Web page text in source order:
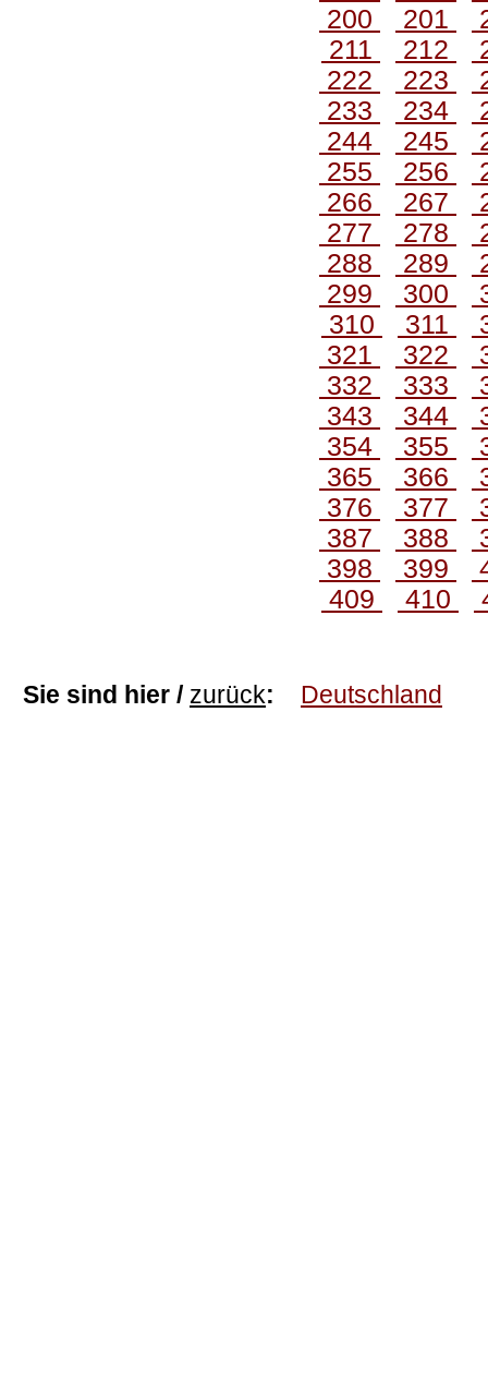
200
201
211
212
222
223
233
234
244
245
255
256
266
267
277
278
288
289
299
300
310
311
321
322
332
333
343
344
354
355
365
366
376
377
387
388
398
399
409
410
Sie sind hier / zurück: Deutschland